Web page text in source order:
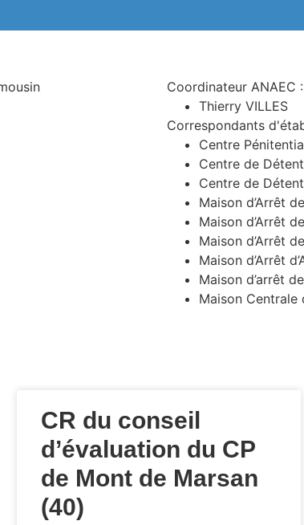
Coordinateur ANAEC :
Thierry VILLES
Correspondants
Centre
Centre de
Centre de
Maison d’Arrêt
Maison d’Arrêt
Maison d’Arrêt
Maison d’Arrêt
Maison d’arrêt
Maison Centrale
CR du conseil
d’évaluation du CP
de Mont de Marsan
(40)